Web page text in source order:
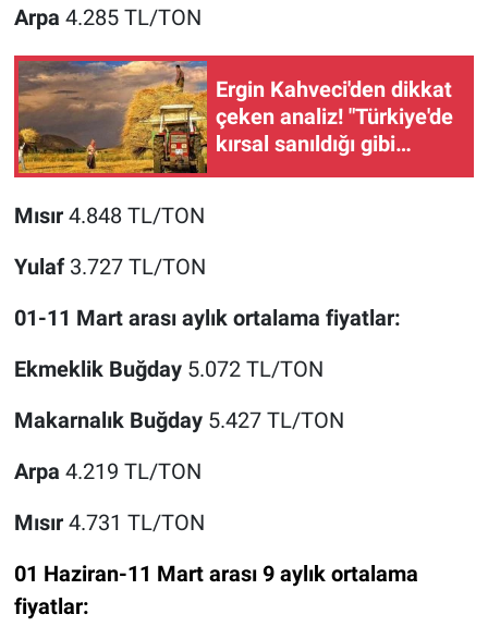
Arpa 4.285 TL/TON
Ergin Kahveci'den dikkat
çeken analiz! "Türkiye'de
kırsal sanıldığı gibi
boşalmadı"
Mısır4.848 TL/TON
Yulaf 3.727 TL/TON
01-11 Mart arası aylık ortalama fiyatlar:
Ekmeklik Buğday5.072 TL/TON
Makarnalık Buğday5.427 TL/TON
Arpa 4.219 TL/TON
Mısır4.731 TL/TON
01 Haziran-11 Mart arası 9 aylık ortalama
fiyatlar: